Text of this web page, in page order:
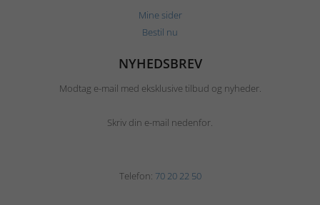
Mine sider
Bestil nu
NYHEDSBREV
Modtag e-mail med eksklusive tilbud og nyheder.
Skriv din e-mail nedenfor.
Telefon: 70 20 22 50